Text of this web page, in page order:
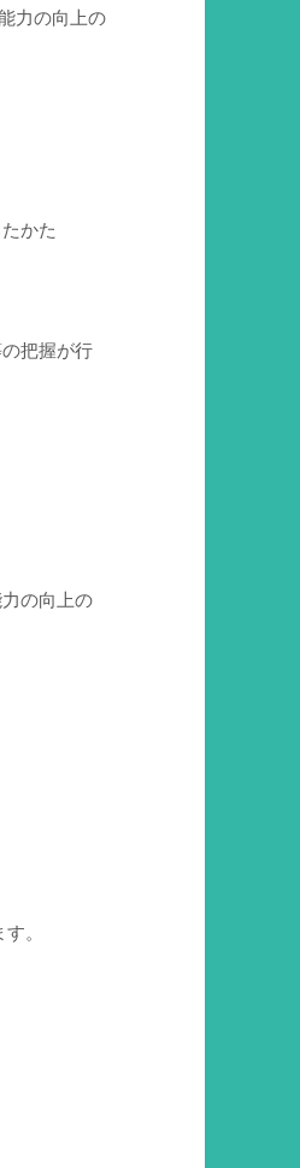
力の向上の
かた
把握が行
の向上の
。